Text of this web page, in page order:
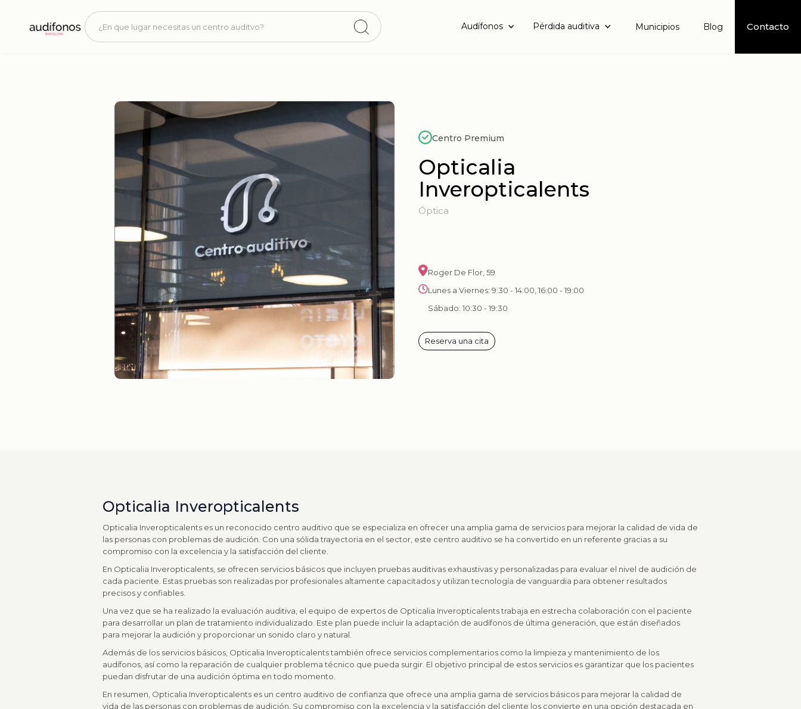
Audífonos Pérdida auditiva Municipios Blog Contacto
Centro Premium
Opticalia
Inveropticalents
Óptica
Roger De Flor, 59
Lunes a Viernes: 9:30 - 14:00, 16:00 - 19:00
Sábado: 10:30 - 19:30
Reserva una cita
Opticalia Inveropticalents
Opticalia Inveropticalents es un reconocido centro auditivo que se especializa en ofrecer una amplia gama de servicios para mejorar la calidad de vida de
las personas con problemas de audición. Con una sólida trayectoria en el sector, este centro auditivo se ha convertido en un referente gracias a su
compromiso con la excelencia y la satisfacción del cliente.
En Opticalia Inveropticalents, se ofrecen servicios básicos que incluyen pruebas auditivas exhaustivas y personalizadas para evaluar el nivel de audición de
cada paciente. Estas pruebas son realizadas por profesionales altamente capacitados y utilizan tecnología de vanguardia para obtener resultados
precisos y confiables.
Una vez que se ha realizado la evaluación auditiva, el equipo de expertos de Opticalia Inveropticalents trabaja en estrecha colaboración con el paciente
para desarrollar un plan de tratamiento individualizado. Este plan puede incluir la adaptación de audífonos de última generación, que están diseñados
para mejorar la audición y proporcionar un sonido claro y natural.
Además de los servicios básicos, Opticalia Inveropticalents también ofrece servicios complementarios como la limpieza y mantenimiento de los
audífonos, así como la reparación de cualquier problema técnico que pueda surgir. El objetivo principal de estos servicios es garantizar que los pacientes
puedan disfrutar de una audición óptima en todo momento.
En resumen, Opticalia Inveropticalents es un centro auditivo de confianza que ofrece una amplia gama de servicios básicos para mejorar la calidad de
vida de las personas con problemas de audición. Su compromiso con la excelencia y la satisfacción del cliente los convierte en una opción destacada en